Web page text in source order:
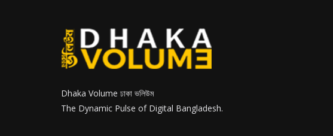
Dhaka Volume ঢাকা ভলিউম
The Dynamic Pulse of Digital Bangladesh.